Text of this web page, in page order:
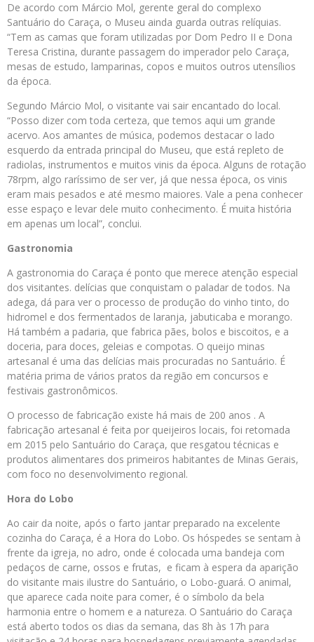
De acordo com Márcio Mol, gerente geral do complexo
Santuário do Caraça, o Museu ainda guarda outras relíquias.
“Tem as camas que foram utilizadas por Dom Pedro II e Dona
Teresa Cristina, durante passagem do imperador pelo Caraça,
mesas de estudo, lamparinas, copos e muitos outros utensílios
da época.
Segundo Márcio Mol, o visitante vai sair encantado do local.
“Posso dizer com toda certeza, que temos aqui um grande
acervo. Aos amantes de música, podemos destacar o lado
esquerdo da entrada principal do Museu, que está repleto de
radiolas, instrumentos e muitos vinis da época. Alguns de rotação
78rpm, algo raríssimo de ser ver, já que nessa época, os vinis
eram mais pesados e até mesmo maiores. Vale a pena conhecer
esse espaço e levar dele muito conhecimento. É muita história
em apenas um local”, conclui.
Gastronomia
A gastronomia do Caraça é ponto que merece atenção especial
dos visitantes. delícias que conquistam o paladar de todos. Na
adega, dá para ver o processo de produção do vinho tinto, do
hidromel e dos fermentados de laranja, jabuticaba e morango.
Há também a padaria, que fabrica pães, bolos e biscoitos, e a
doceria, para doces, geleias e compotas. O queijo minas
artesanal é uma das delícias mais procuradas no Santuário. É
matéria prima de vários pratos da região em concursos e
festivais gastronômicos.
O processo de fabricação existe há mais de 200 anos . A
fabricação artesanal é feita por queijeiros locais, foi retomada
em 2015 pelo Santuário do Caraça, que resgatou técnicas e
produtos alimentares dos primeiros habitantes de Minas Gerais,
com foco no desenvolvimento regional.
Hora do Lobo
Ao cair da noite, após o farto jantar preparado na excelente
cozinha do Caraça, é a Hora do Lobo. Os hóspedes se sentam à
frente da igreja, no adro, onde é colocada uma bandeja com
pedaços de carne, ossos e frutas, e ficam à espera da aparição
do visitante mais ilustre do Santuário, o Lobo-guará. O animal,
que aparece cada noite para comer, é o símbolo da bela
harmonia entre o homem e a natureza. O Santuário do Caraça
está aberto todos os dias da semana, das 8h às 17h para